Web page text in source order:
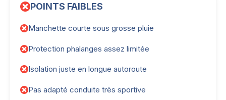
POINTS FAIBLES
Manchette courte sous grosse pluie
Protection phalanges assez limitée
Isolation juste en longue autoroute
Pas adapté conduite très sportive